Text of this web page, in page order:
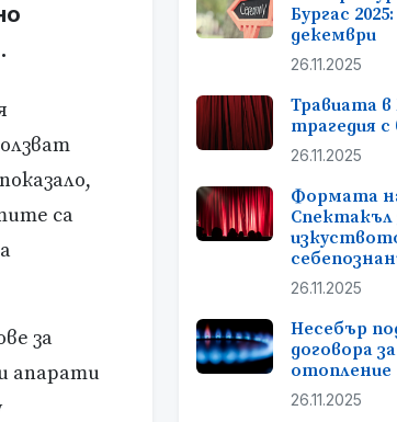
са
за
апарати
Бургас
декември
26.11.2025
Травиата в
трагедия с
26.11.2025
Формата
Спектакъл
26.11.2025
Несебър
договора
отопление
26.11.2025